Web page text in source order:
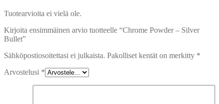
Tuotearvioita ei vielä ole.
Kirjoita ensimmäinen arvio tuotteelle “Chrome Powder – Silver
Bullet”
Sähköpostiosoitettasi ei julkaista. Pakolliset kentät on merkitty *
Arvostelusi *